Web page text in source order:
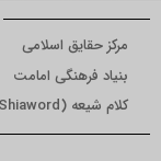
مؤسسات
اسلامی
امامت